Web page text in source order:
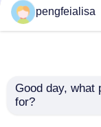
Führungsrolle
pengfeialisa
Good day, what
for?